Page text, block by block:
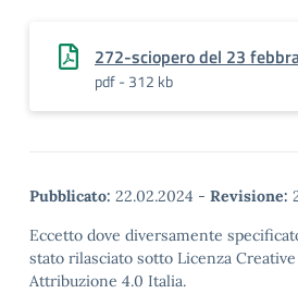
272-sciopero del 23
pdf - 312 kb
Pubblicato: 22.02.2024 - Revisione:
Eccetto dove diversamente
stato rilasciato sotto Licenza
Attribuzione 4.0 Italia.